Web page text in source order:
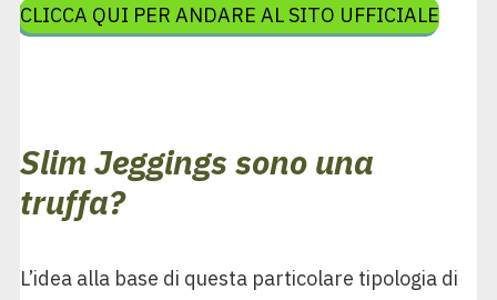
CLICCA QUI PER ANDARE AL SITO UFFICIALE
Slim Jeggings sono una
truffa?
L’idea alla base di questa particolare tipologia di